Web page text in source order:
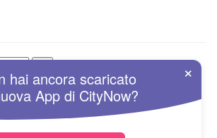
×
hai ancora scaricato
App di CityNow?